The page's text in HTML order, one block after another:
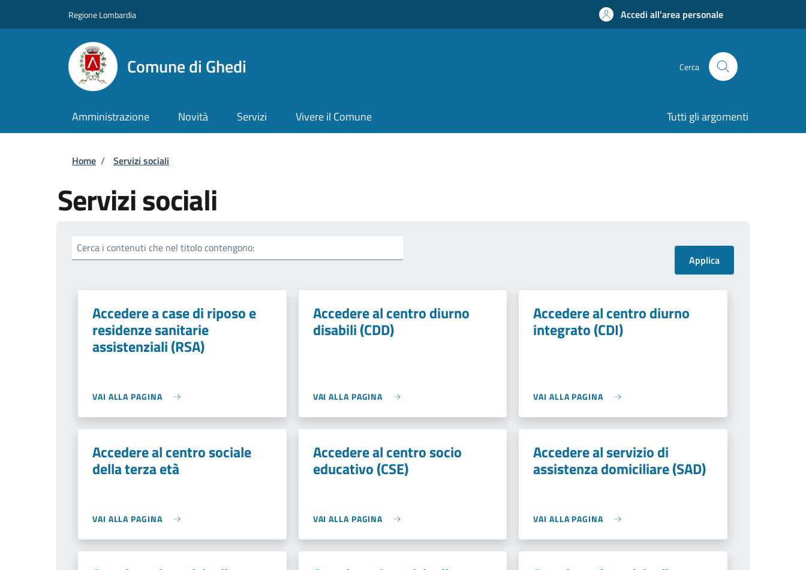
Regione Lombardia Accedi all'area personale
Comune di Ghedi Cerca
Amministrazione Novità Servizi Vivere il Comune Tutti gli argomenti
Briciole di pane
Home / Servizi sociali
Servizi sociali
Cerca i contenuti che nel titolo contengono:
Accedere a case di riposo e
residenze sanitarie
assistenziali (RSA)
VAI ALLA PAGINA
Accedere al centro diurno
disabili (CDD)
VAI ALLA PAGINA
Accedere al centro diurno
integrato (CDI)
VAI ALLA PAGINA
Accedere al centro sociale
della terza età
VAI ALLA PAGINA
Accedere al centro socio
educativo (CSE)
VAI ALLA PAGINA
Accedere al servizio di
assistenza domiciliare (SAD)
VAI ALLA PAGINA